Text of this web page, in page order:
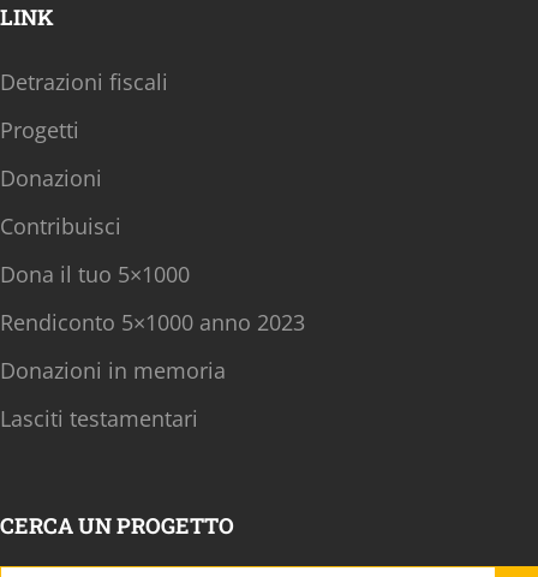
LINK
Detrazioni fiscali
Progetti
Donazioni
Contribuisci
Dona il tuo 5×1000
Rendiconto 5×1000 anno 2023
Donazioni in memoria
Lasciti testamentari
CERCA UN PROGETTO
Search